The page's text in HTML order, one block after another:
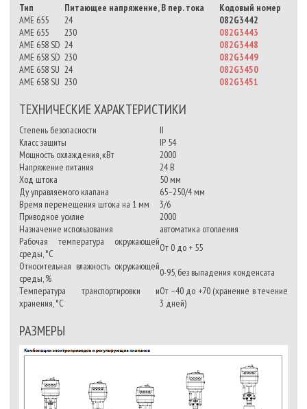
Тип Питающее напряжение, В пер. тока
Кодовый номер
AME 655
24
082G3442
AME 655
230
082G3443
AME 658 SD 24
082G3448
AME 658 SD 230
082G3449
AME 658 SU 24
082G3450
AME 658 SU 230 082G3451
ТЕХНИЧЕСКИЕ ХАРАКТЕРИСТИКИ
Степень безопасности
II
Класс защиты
IP 54
Мощность охлаждения, кВт
2000
Напряжение питания
24 В
Ход штока
50 мм
Ду управляемого клапана
65–250/4 мм
Время перемещения штока на 1 мм
3/6
Приводное усилие
2000
Назначение использования
автоматика отопления
Рабочая температура окружающей
среды, °C
От 0 до + 55
Относительная влажность окружающей
среды, %
0-95, без выпадения конденсата
Температура транспортировки и
хранения, °C
От −40 до +70 (хранение в течение
3 дней)
РАЗМЕРЫ